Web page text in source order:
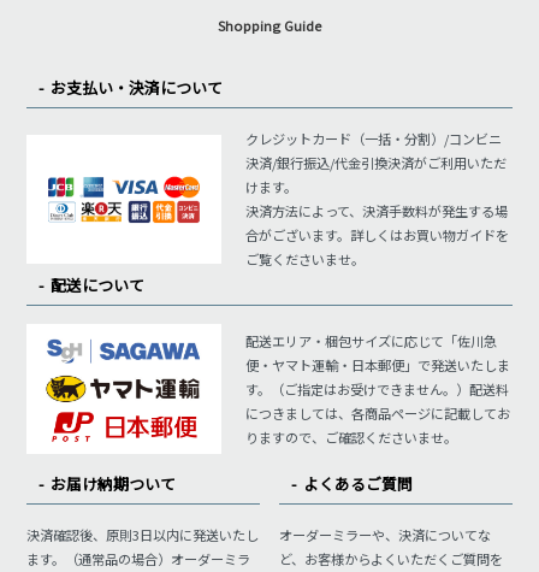
Shopping Guide
お支払い・決済について
クレジットカード（一括・分割）/コンビニ
決済/銀行振込/代金引換決済がご利用いただ
けます。
決済方法によって、決済手数料が発生する場
合がございます。詳しくはお買い物ガイドを
ご覧くださいませ。
配送について
配送エリア・梱包サイズに応じて「佐川急
便・ヤマト運輸・日本郵便」で発送いたしま
す。（ご指定はお受けできません。）配送料
につきましては、各商品ページに記載してお
りますので、ご確認くださいませ。
お届け納期ついて
決済確認後、原則3日以内に発送いたし
ます。（通常品の場合）オーダーミラ
よくあるご質問
オーダーミラーや、決済についてな
ど、お客様からよくいただくご質問を